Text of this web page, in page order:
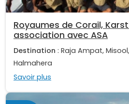
Royaumes de Corail,
association avec ASA
Destination : Raja Ampat,
Halmahera
Savoir plus